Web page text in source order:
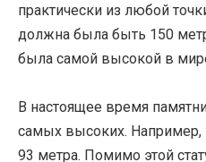
практически из любой
должна была быть 150
была самой высокой в
В настоящее время
самых высоких. Например,
93 метра. Помимо этой